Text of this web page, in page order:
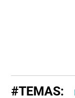
#TEMAS: